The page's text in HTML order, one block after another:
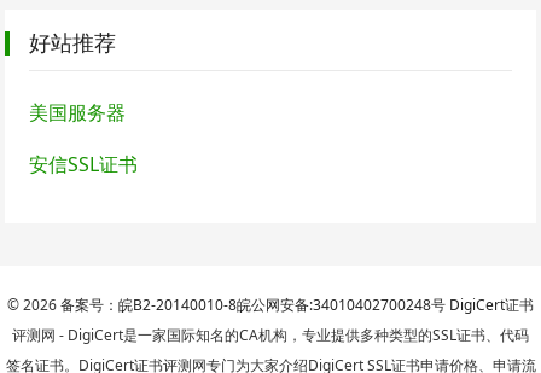
好站推荐
美国服务器
安信SSL证书
© 2026备案号：皖B2-20140010-8皖公网安备:34010402700248号 DigiCert证书
评测网 - DigiCert是一家国际知名的CA机构，专业提供多种类型的SSL证书、代码
签名证书。DigiCert证书评测网专门为大家介绍DigiCert SSL证书申请价格、申请流